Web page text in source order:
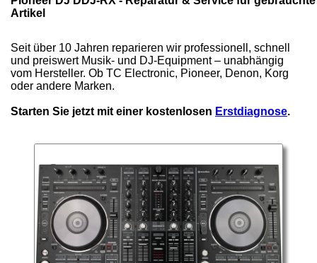
Artikel
Seit über 10 Jahren reparieren wir professionell, schnell
und preiswert Musik- und DJ-Equipment – unabhängig
vom Hersteller. Ob TC Electronic, Pioneer, Denon, Korg
oder andere Marken.
Starten Sie jetzt mit einer kostenlosen Erstdiagnose.